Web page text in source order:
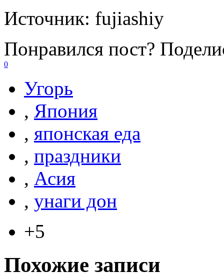
Источник: fujiashiy
Понравился пост?
0
Угорь
, Япония
, японская еда
, праздники
, Асия
, унаги дон
+5
Похожие записи